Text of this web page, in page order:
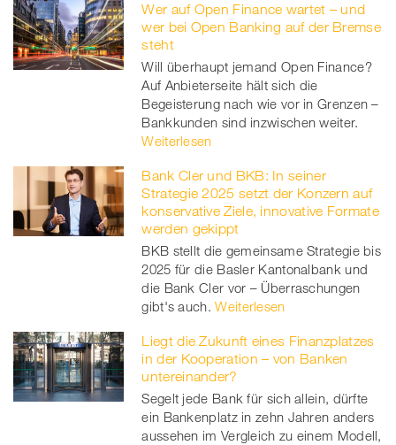
Wer auf Open Finance wartet – und
wer bei Open Banking auf der Bremse
steht
Will überhaupt jemand Open Finance?
Auf Anbieterseite hält sich die
Begeisterung nach wie vor in Grenzen –
Bankkunden sind inzwischen weiter.
Weiterlesen
Bank Cler und BKB: In seiner
Strategie 2025 setzt der Konzern auf
konservative Ziele, innovative Formate
werden gekippt
BKB stellt die gemeinsame Strategie bis
2025 für die Basler Kantonalbank und
die Bank Cler vor – Überraschungen
gibt's auch. Weiterlesen
Liegt die Zukunft eines Finanzplatzes
in der Kooperation – von Banken
untereinander?
Segelt jede Bank für sich allein, dürfte
ein Bankenplatz in zehn Jahren anders
aussehen im Vergleich zu einem Modell,